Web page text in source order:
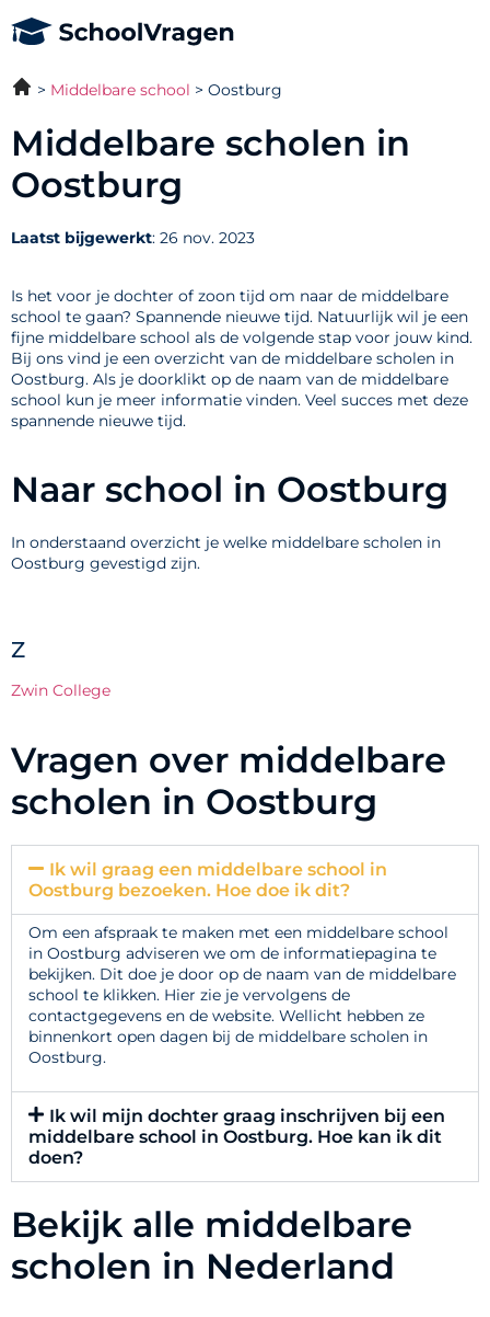
Middelbare school Oostburg
Middelbare scholen in
Oostburg
Laatst bijgewerkt: 26 nov. 2023
Is het voor je dochter of zoon tijd om naar de middelbare
school te gaan? Spannende nieuwe tijd. Natuurlijk wil je een
fijne middelbare school als de volgende stap voor jouw kind.
Bij ons vind je een overzicht van de middelbare scholen in
Oostburg. Als je doorklikt op de naam van de middelbare
school kun je meer informatie vinden. Veel succes met deze
spannende nieuwe tijd.
Naar school in Oostburg
In onderstaand overzicht je welke middelbare scholen in
Oostburg gevestigd zijn.
Z
Zwin College
Vragen over middelbare
scholen in Oostburg
Ik wil graag een middelbare school in
Oostburg bezoeken. Hoe doe ik dit?
Om een afspraak te maken met een middelbare school
in Oostburg adviseren we om de informatiepagina te
bekijken. Dit doe je door op de naam van de middelbare
school te klikken. Hier zie je vervolgens de
contactgegevens en de website. Wellicht hebben ze
binnenkort open dagen bij de middelbare scholen in
Oostburg.
Ik wil mijn dochter graag inschrijven bij een
middelbare school in Oostburg. Hoe kan ik dit
doen?
Bekijk alle middelbare
scholen in Nederland